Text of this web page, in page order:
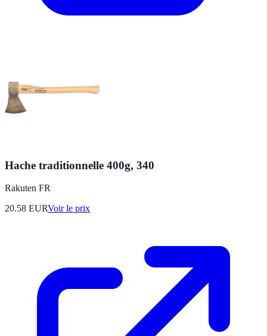
Hache traditionnelle 400g, 340
Rakuten FR
20.58 EURVoir le prix